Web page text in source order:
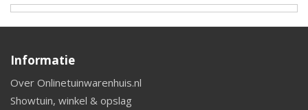
Informatie
Over Onlinetuinwarenhuis.nl
Showtuin, winkel & opslag